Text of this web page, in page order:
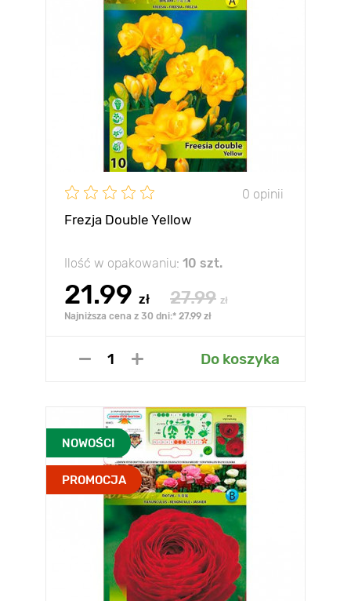
0 opinii
Frezja Double Yellow
Ilość w opakowaniu: 10 szt.
21.99 zł 27.99 zł
Najniższa cena z 30 dni:* 27.99 zł
Do koszyka
NOWOŚCI
PROMOCJA